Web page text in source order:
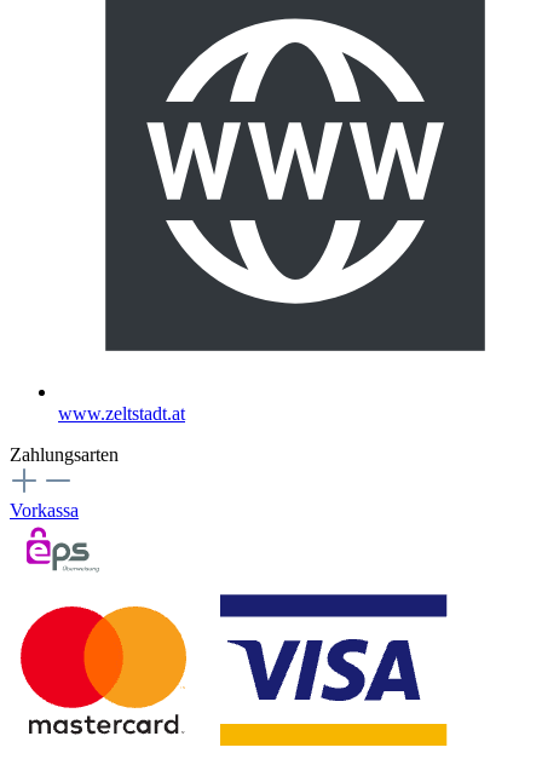
www.zeltstadt.at
Zahlungsarten
Vorkassa